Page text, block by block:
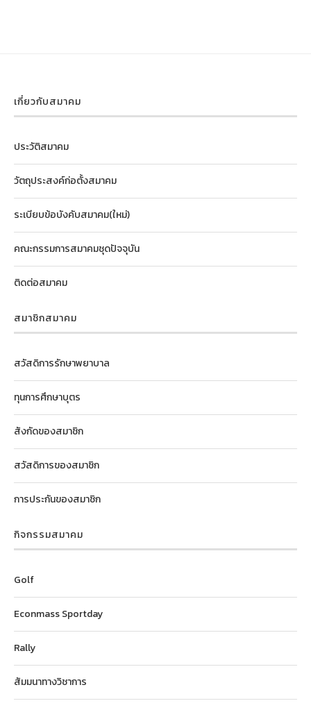
เกี่ยวกับสมาคม
ประวัติสมาคม
วัตถุประสงค์ก่อตั้งสมาคม
ระเบียบข้อบังคับสมาคม(ใหม่)
คณะกรรมการสมาคมชุดปัจจุบัน
ติดต่อสมาคม
สมาชิกสมาคม
สวัสดิการรักษาพยาบาล
ทุนการศึกษาบุตร
สังกัดของสมาชิก
สวัสดิการของสมาชิก
การประกันของสมาชิก
กิจกรรมสมาคม
Golf
Econmass Sportday
Rally
สัมมนาทางวิชาการ